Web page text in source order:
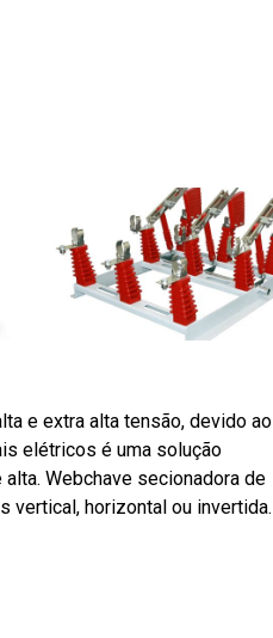
e extra alta tensão, devido ao
elétricos é uma solução
Webchave secionadora de
vertical, horizontal ou invertida.